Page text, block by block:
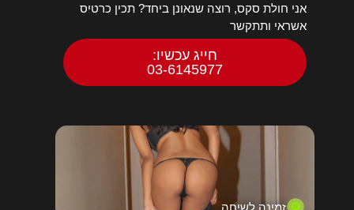
אני חולת סקס, רוצה שנאונן ביחד? תכין כרטיס
אשראי ותתקשר
חייג עכשיו:
03-6145977
זמינה לשיחה